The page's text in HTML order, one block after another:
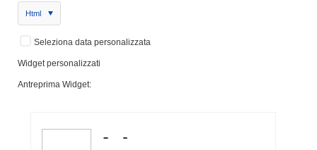
Html
Seleziona data personalizzata
Widget personalizzati
Antreprima Widget: